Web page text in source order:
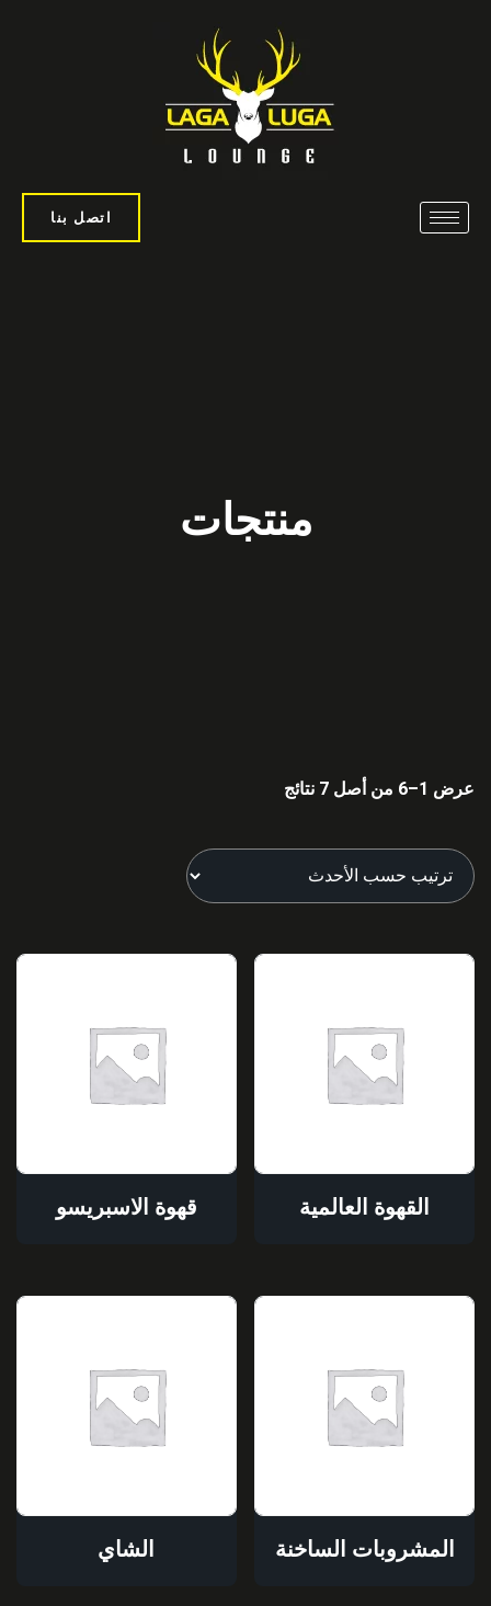
اتصل بنا
منتجات
عرض 1–6 من أصل 7 نتائج
القهوة العالمية قهوة الاسبريسو
المشروبات الساخنة الشاي